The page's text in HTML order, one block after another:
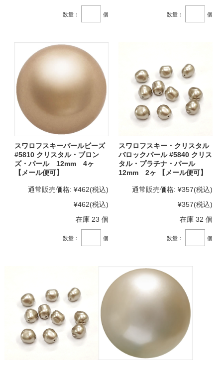
数量： 個 数量： 個
スワロフスキーパールビーズ
#5810 クリスタル・ブロン
ズ・パール 12mm 4ヶ
【メール便可】
通常販売価格: ¥462(税込)
¥462(税込)
在庫 23 個
数量： 個
スワロフスキー・クリスタル
バロックパール #5840 クリス
タル・プラチナ・パール
12mm 2ヶ 【メール便可】
通常販売価格: ¥357(税込)
¥357(税込)
在庫 32 個
数量： 個